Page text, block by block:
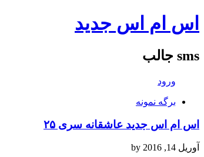
اس ام اس جدید
sms جالب
ورود
برگه نمونه
اس ام اس جدید عاشقانه سری ۲۵
آوریل 14, 2016